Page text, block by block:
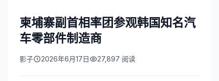
柬埔寨副首相率团参观韩国知名汽
车零部件制造商
影子 2026年6月17日 27,897 阅读